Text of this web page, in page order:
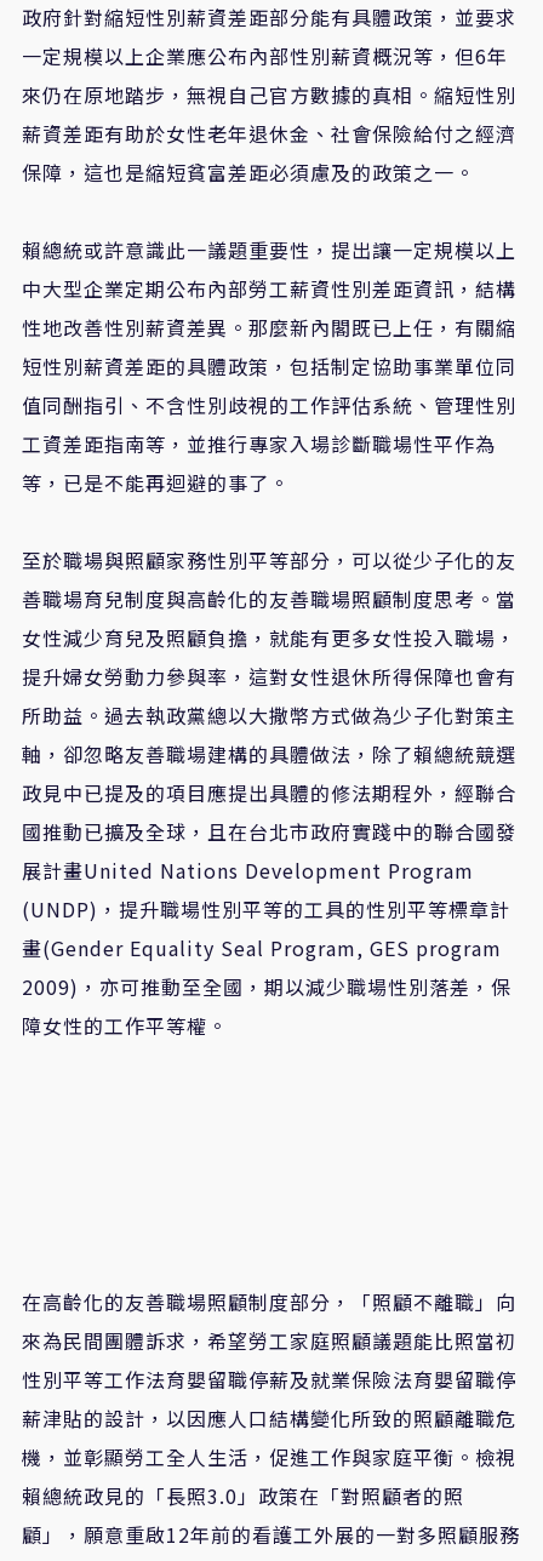
政府針對縮短性別薪資差距部分能有具體政策，並要求
一定規模以上企業應公布內部性別薪資概況等，但6年
來仍在原地踏步，無視自己官方數據的真相。縮短性別
薪資差距有助於女性老年退休金、社會保險給付之經濟
保障，這也是縮短貧富差距必須慮及的政策之一。
賴總統或許意識此一議題重要性，提出讓一定規模以上
中大型企業定期公布內部勞工薪資性別差距資訊，結構
性地改善性別薪資差異。那麼新內閣既已上任，有關縮
短性別薪資差距的具體政策，包括制定協助事業單位同
值同酬指引、不含性別歧視的工作評估系統、管理性別
工資差距指南等，並推行專家入場診斷職場性平作為
等，已是不能再迴避的事了。
至於職場與照顧家務性別平等部分，可以從少子化的友
善職場育兒制度與高齡化的友善職場照顧制度思考。當
女性減少育兒及照顧負擔，就能有更多女性投入職場，
提升婦女勞動力參與率，這對女性退休所得保障也會有
所助益。過去執政黨總以大撒幣方式做為少子化對策主
軸，卻忽略友善職場建構的具體做法，除了賴總統競選
政見中已提及的項目應提出具體的修法期程外，經聯合
國推動已擴及全球，且在台北市政府實踐中的聯合國發
展計畫United Nations Development Program
(UNDP)，提升職場性別平等的工具的性別平等標章計
畫(Gender Equality Seal Program, GES program
2009)，亦可推動至全國，期以減少職場性別落差，保
障女性的工作平等權。
在高齡化的友善職場照顧制度部分，「照顧不離職」向
來為民間團體訴求，希望勞工家庭照顧議題能比照當初
性別平等工作法育嬰留職停薪及就業保險法育嬰留職停
薪津貼的設計，以因應人口結構變化所致的照顧離職危
機，並彰顯勞工全人生活，促進工作與家庭平衡。檢視
賴總統政見的「長照3.0」政策在「對照顧者的照
顧」，願意重啟12年前的看護工外展的一對多照顧服務